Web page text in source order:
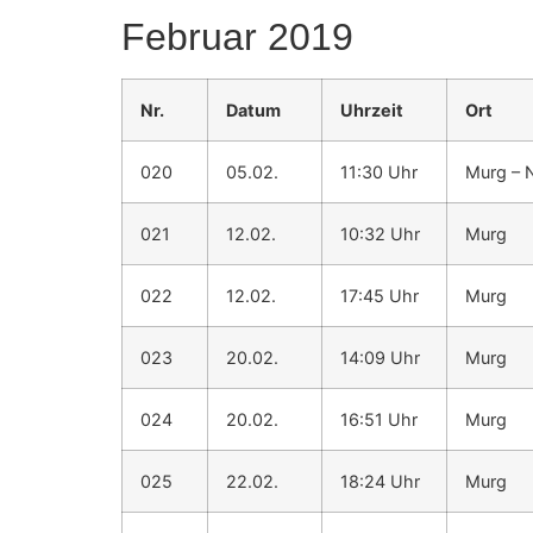
Februar 2019
Nr. Datum Uhrzeit Ort
020 05.02. 11:30 Uhr Murg –
021 12.02. 10:32 Uhr Murg
022 12.02. 17:45 Uhr Murg
023 20.02. 14:09 Uhr Murg
024 20.02. 16:51 Uhr Murg
025 22.02. 18:24 Uhr Murg